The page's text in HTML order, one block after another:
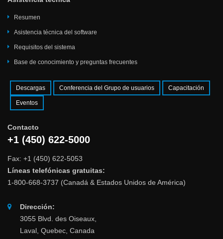
Resumen
Asistencia técnica del software
Requisitos del sistema
Base de conocimiento y preguntas frecuentes
Descargas Conferencia del Grupo de usuarios Capacitación
Eventos
Contacto
+1 (450) 622-5000
Fax: +1 (450) 622-5053
Líneas telefónicas gratuitas:
1-800-668-3737 (Canadá & Estados Unidos de América)
Dirección:
3055 Blvd. des Oiseaux,
Laval, Quebec, Canada